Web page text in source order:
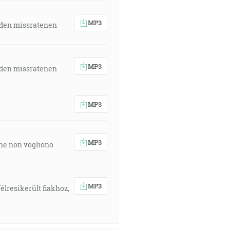
missratenen MP3
missratenen MP3
MP3
non vogliono MP3
fiakhoz, MP3